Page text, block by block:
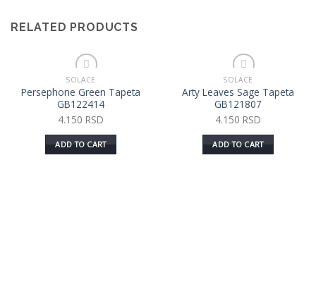
RELATED PRODUCTS
Dodaj u listu želja
SOLACE
Persephone Green Tapeta
GB122414
4.150 RSD
ADD TO CART
Dodaj u listu želja
SOLACE
Arty Leaves Sage Tapeta
GB121807
4.150 RSD
ADD TO CART